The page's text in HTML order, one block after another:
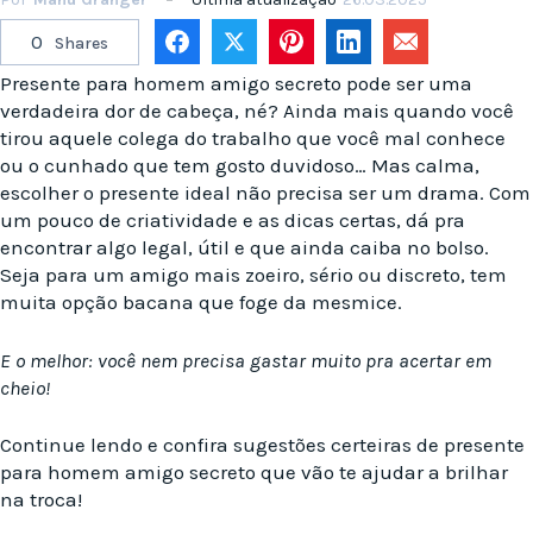
0 Shares
Presente para homem amigo secreto pode ser uma
verdadeira dor de cabeça, né? Ainda mais quando você
tirou aquele colega do trabalho que você mal conhece
ou o cunhado que tem gosto duvidoso… Mas calma,
escolher o presente ideal não precisa ser um drama. Com
um pouco de criatividade e as dicas certas, dá pra
encontrar algo legal, útil e que ainda caiba no bolso.
Seja para um amigo mais zoeiro, sério ou discreto, tem
muita opção bacana que foge da mesmice.
E o melhor: você nem precisa gastar muito pra acertar em
cheio!
Continue lendo e confira sugestões certeiras de presente
para homem amigo secreto que vão te ajudar a brilhar
na troca!